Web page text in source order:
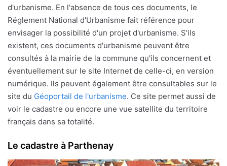
d'urbanisme. En l'absence de tous ces documents, le
Réglement National d'Urbanisme fait référence pour
envisager la possibilité d'un projet d'urbanisme. S'ils
existent, ces documents d'urbanisme peuvent être
consultés à la mairie de la commune qu'ils concernent et
éventuellement sur le site Internet de celle-ci, en version
numérique. Ils peuvent également être consultables sur le
site du Géoportail de l'urbanisme. Ce site permet aussi de
voir le cadastre ou encore une vue satellite du territoire
français dans sa totalité.
Le cadastre à Parthenay